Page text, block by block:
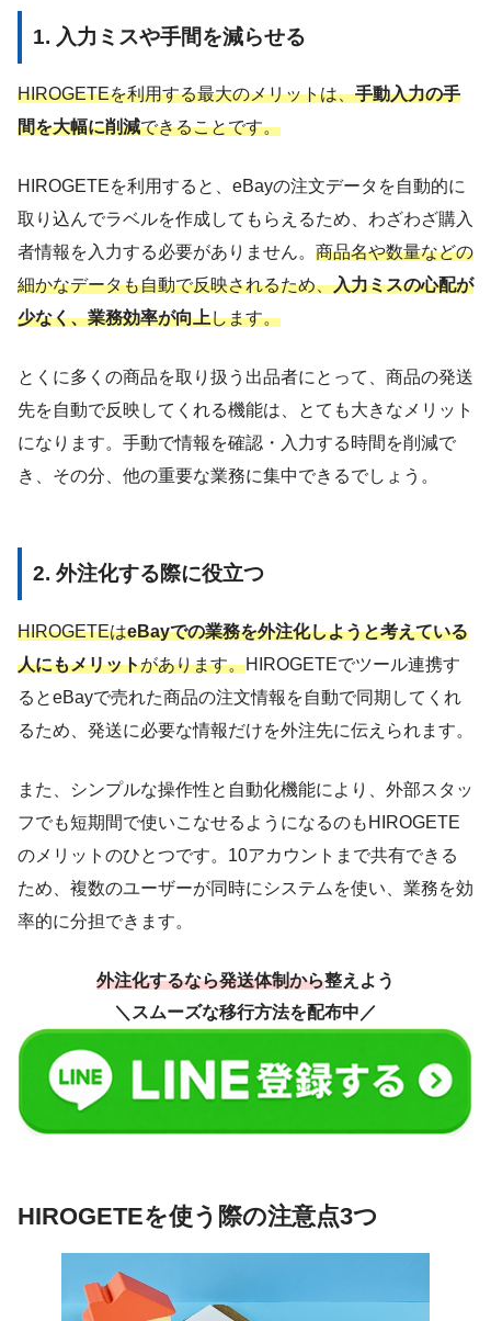
1. 入力ミスや手間を減らせる
HIROGETEを利用する最大のメリットは、手動入力の手
間を大幅に削減できることです。
HIROGETEを利用すると、eBayの注文データを自動的に
取り込んでラベルを作成してもらえるため、わざわざ購入
者情報を入力する必要がありません。 商品名や数量などの
細かなデータも自動で反映されるため、入力ミスの心配が
少なく、業務効率が向上します。
とくに多くの商品を取り扱う出品者にとって、商品の発送
先を自動で反映してくれる機能は、とても大きなメリット
になります。手動で情報を確認・入力する時間を削減で
き、その分、他の重要な業務に集中できるでしょう。
2. 外注化する際に役立つ
HIROGETEはeBayでの業務を外注化しようと考えている
人にもメリットがあります。HIROGETEでツール連携す
るとeBayで売れた商品の注文情報を自動で同期してくれ
るため、発送に必要な情報だけを外注先に伝えられます。
また、シンプルな操作性と自動化機能により、外部スタッ
フでも短期間で使いこなせるようになるのもHIROGETE
のメリットのひとつです。10アカウントまで共有できる
ため、複数のユーザーが同時にシステムを使い、業務を効
率的に分担できます。
外注化するなら発送体制から整えよう
＼スムーズな移行方法を配布中／
HIROGETEを使う際の注意点3つ